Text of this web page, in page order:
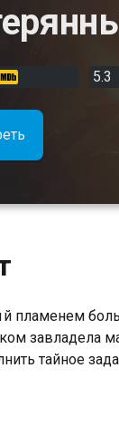
5.3
пламенем
завладела
тайное